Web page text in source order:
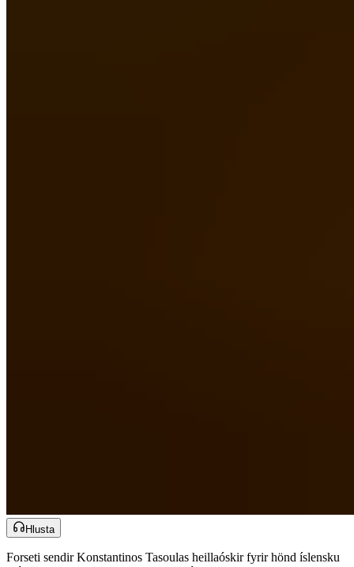
Hlusta
Forseti sendir Konstantinos Tasoulas heillaóskir fyrir hönd íslensku